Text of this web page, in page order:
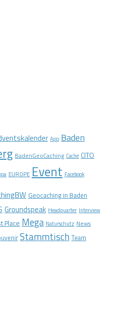
App Baden
BadenGeoCaching Cache CITO
EUROPE Event Facebook
Geocaching in Baden
Groundspeak Headquarter Interview
Place Mega Naturschutz News
Stammtisch Team